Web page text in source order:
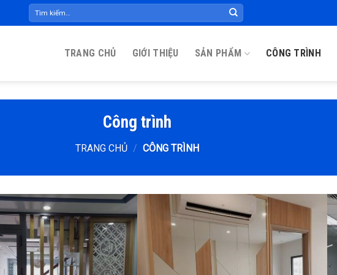
kiếm:
TRANG CHỦ GIỚI THIỆU SẢN PHẨM CÔNG TRÌNH
Công trình
TRANG CHỦ / CÔNG TRÌNH